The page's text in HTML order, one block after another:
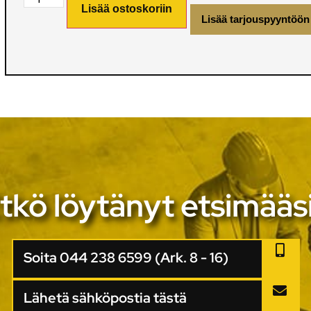
Lisää ostoskoriin
Lisää tarjouspyyntöön
löytänyt
Soita 044 238 6599 (Ark. 8 - 16)
Lähetä sähköpostia tästä